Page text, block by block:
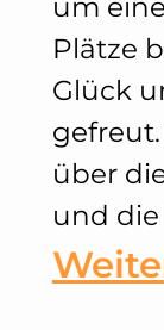
um
Plätze
Glück
über
und